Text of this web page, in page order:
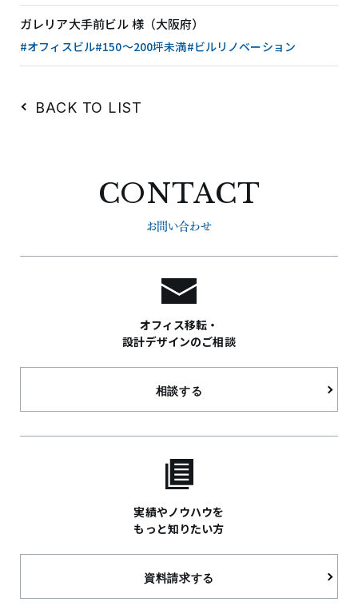
ガレリア大手前ビル 様（大阪府）
#オフィスビル#150〜200坪未満#ビルリノベーション
BACK TO LIST
CONTACT
お問い合わせ
オフィス移転・
設計デザインのご相談
相談する
実績やノウハウを
もっと知りたい方
資料請求する